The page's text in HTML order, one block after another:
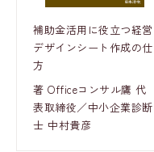
補助金活用に役立つ経営
デザインシート作成の仕
方
著 Officeコンサル鷹 代
表取締役／中小企業診断
士 中村貴彦